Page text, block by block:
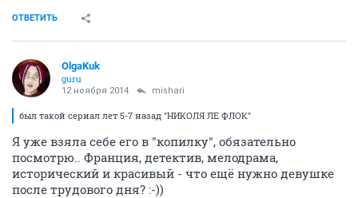
ОТВЕТИТЬ
OlgaKuk
guru
12 ноября 2014 mishari
был такой сериал лет 5-7 назад "НИКОЛЯ ЛЕ ФЛОК"
Я уже взяла себе его в "копилку", обязательно
посмотрю.. Франция, детектив, мелодрама,
исторический и красивый - что ещё нужно девушке
после трудового дня? :-))